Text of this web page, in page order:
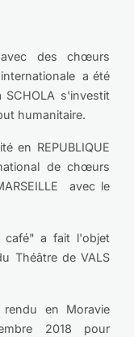
des chœurs
a été
s'investit
humanitaire.
en REPUBLIQUE
de chœurs
avec le
café" a fait l'objet
Théâtre de VALS
en Moravie
2018 pour